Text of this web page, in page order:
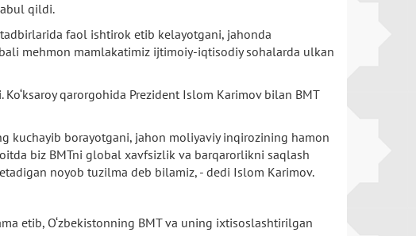
qildi.
faol ishtirok etib kelayotgani, jahonda
mehmon mamlakatimiz ijtimoiy-iqtisodiy sohalarda ulkan
qarorgohida Prezident Islom Karimov bilan BMT
kuchayib borayotgani, jahon moliyaviy inqirozining hamon
biz BMTni global xavfsizlik va barqarorlikni saqlash
noyob tuzilma deb bilamiz, - dedi Islom Karimov.
etib, O‘zbekistonning BMT va uning ixtisoslashtirilgan